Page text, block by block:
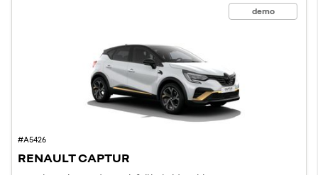
demo
#A5426
RENAULT CAPTUR